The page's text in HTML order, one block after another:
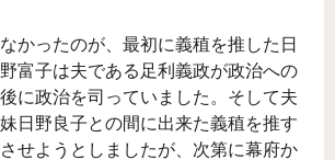
かったのが、最初に義稙を推した日
富子は夫である足利義政が政治への
に政治を司っていました。そして夫
日野良子との間に出来た義稙を推す
せようとしましたが、次第に幕府か